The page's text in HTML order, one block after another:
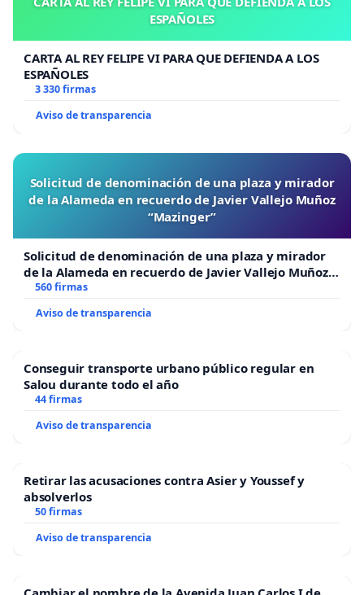
ESPAÑOLES
CARTA AL REY FELIPE VI PARA QUE DEFIENDA A LOS
ESPAÑOLES
3 330 firmas
Aviso de transparencia
Solicitud de denominación de una plaza y mirador
de la Alameda en recuerdo de Javier Vallejo Muñoz
“Mazinger”
Solicitud de denominación de una plaza y mirador
de la Alameda en recuerdo de Javier Vallejo Muñoz
“Mazinger”
560 firmas
Aviso de transparencia
Conseguir transporte urbano público regular en
Salou durante todo el año
44 firmas
Aviso de transparencia
Retirar las acusaciones contra Asier y Youssef y
absolverlos
50 firmas
Aviso de transparencia